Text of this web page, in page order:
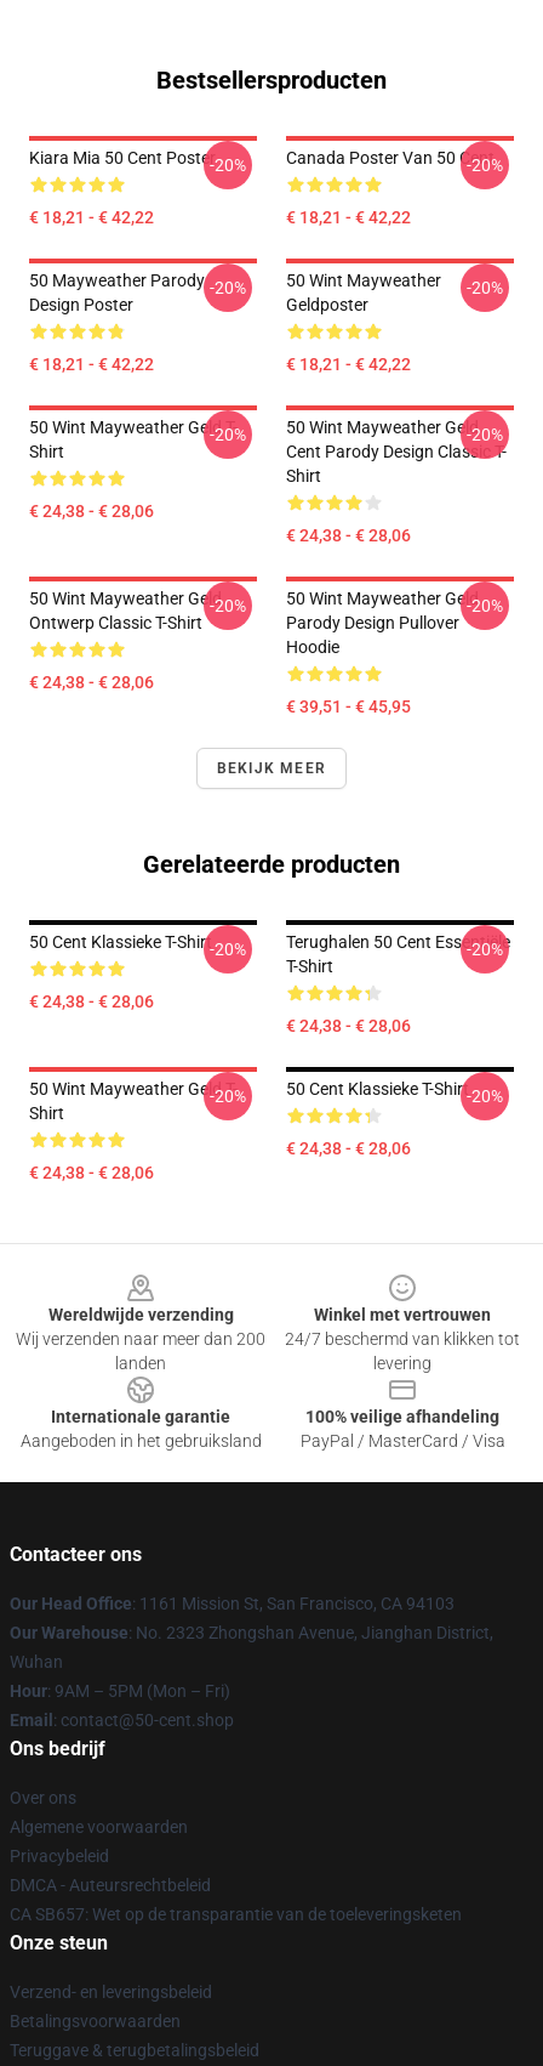
Bestsellersproducten
Kiara Mia 50 Cent Poster
€ 18,21 - € 42,22
-20% Canada Poster Van 50 Cent
€ 18,21 - € 42,22
-20%
50 Mayweather Parody
Design Poster
€ 18,21 - € 42,22
-20%
50 Wint Mayweather
Geldposter
€ 18,21 - € 42,22
-20%
50 Wint Mayweather Geld T-
Shirt
€ 24,38 - € 28,06
-20%
50 Wint Mayweather Geld
Cent Parody Design Classic T-
Shirt
€ 24,38 - € 28,06
-20%
50 Wint Mayweather Geld
Ontwerp Classic T-Shirt
€ 24,38 - € 28,06
-20%
50 Wint Mayweather Geld
Parody Design Pullover
Hoodie
€ 39,51 - € 45,95
-20%
BEKIJK MEER
Gerelateerde producten
50 Cent Klassieke T-Shirt
€ 24,38 - € 28,06
-20%
Terughalen 50 Cent Essentiële
T-Shirt
€ 24,38 - € 28,06
-20%
50 Wint Mayweather Geld T-
Shirt
€ 24,38 - € 28,06
-20% 50 Cent Klassieke T-Shirt
€ 24,38 - € 28,06
-20%
Wereldwijde verzending
Wij verzenden naar meer dan 200
landen
Winkel met vertrouwen
24/7 beschermd van klikken tot
levering
Internationale garantie
Aangeboden in het gebruiksland
100% veilige afhandeling
PayPal / MasterCard / Visa
Contacteer ons
Our Head Office: 1161 Mission St, San Francisco, CA 94103
Our Warehouse: No. 2323 Zhongshan Avenue, Jianghan District,
Wuhan
Hour: 9AM – 5PM (Mon – Fri)
Email : contact@50-cent.shop
Ons bedrijf
Over ons
Algemene voorwaarden
Privacybeleid
DMCA - Auteursrechtbeleid
CA SB657: Wet op de transparantie van de toeleveringsketen
Onze steun
Verzend- en leveringsbeleid
Betalingsvoorwaarden
Teruggave & terugbetalingsbeleid